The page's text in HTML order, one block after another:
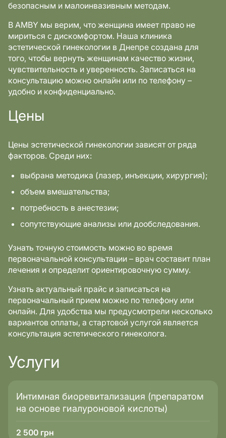
безопасным и малоинвазивным методам.
В AMBY мы верим, что женщина имеет право не
мириться с дискомфортом. Наша клиника
эстетической гинекологии в Днепре создана для
того, чтобы вернуть женщинам качество жизни,
чувствительность и уверенность. Записаться на
консультацию можно онлайн или по телефону –
удобно и конфиденциально.
Цены
Цены эстетической гинекологии зависят от ряда
факторов. Среди них:
выбрана методика (лазер, инъекции, хирургия);
объем вмешательства;
потребность в анестезии;
сопутствующие анализы или дообследования.
Узнать точную стоимость можно во время
первоначальной консультации – врач составит план
лечения и определит ориентировочную сумму.
Узнать актуальный прайс и записаться на
первоначальный прием можно по телефону или
онлайн. Для удобства мы предусмотрели несколько
вариантов оплаты, а стартовой услугой является
консультация эстетического гинеколога.
Услуги
Интимная биоревитализация (препаратом
на основе гиалуроновой кислоты)
2 500 грн